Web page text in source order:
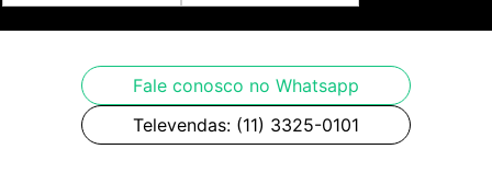
Fale conosco no Whatsapp
Televendas: (11) 3325-0101